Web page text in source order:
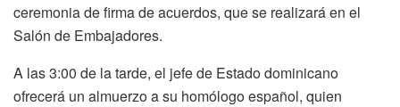
ceremonia de firma de acuerdos, que se realizará en el
Salón de Embajadores.
A las 3:00 de la tarde, el jefe de Estado dominicano
ofrecerá un almuerzo a su homólogo español, quien